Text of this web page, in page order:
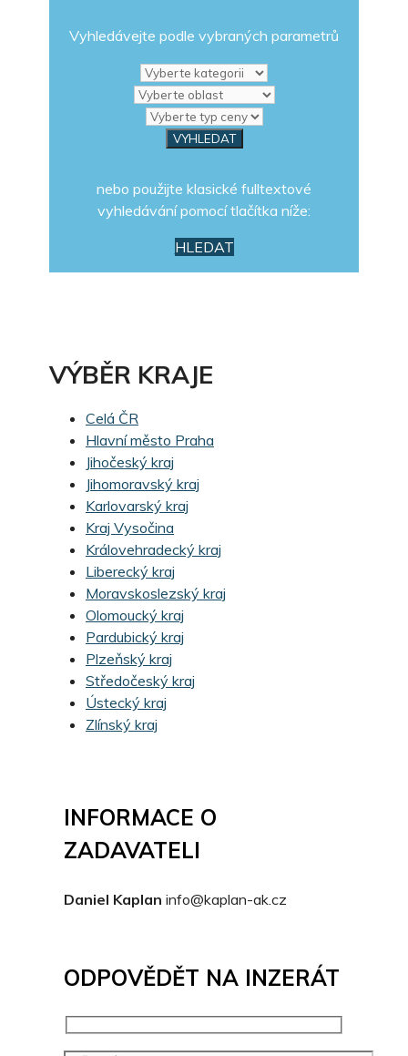
Vyhledávejte podle vybraných parametrů
nebo použijte klasické fulltextové
vyhledávání pomocí tlačítka níže:
HLEDAT
VÝBĚR KRAJE
Celá ČR
Hlavní město Praha
Jihočeský kraj
Jihomoravský kraj
Karlovarský kraj
Kraj Vysočina
Královehradecký kraj
Liberecký kraj
Moravskoslezský kraj
Olomoucký kraj
Pardubický kraj
Plzeňský kraj
Středočeský kraj
Ústecký kraj
Zlínský kraj
INFORMACE O
ZADAVATELI
Daniel Kaplan info@kaplan-ak.cz
ODPOVĚDĚT NA INZERÁT